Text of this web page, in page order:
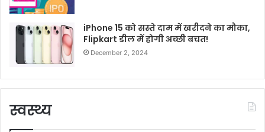
iPhone 15 को सस्ते दाम में खरीदने का मौका,
Flipkart डील में होगी अच्छी बचत!
December 2, 2024
स्वस्थ्य